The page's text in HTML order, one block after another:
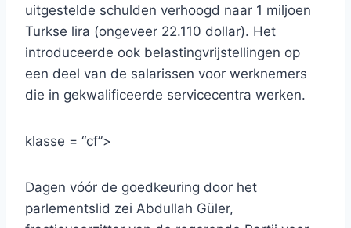
uitgestelde schulden verhoogd naar 1 miljoen
Turkse lira (ongeveer 22.110 dollar). Het
introduceerde ook belastingvrijstellingen op
een deel van de salarissen voor werknemers
die in gekwalificeerde servicecentra werken.
klasse = “cf”>
Dagen vóór de goedkeuring door het
parlementslid zei Abdullah Güler,